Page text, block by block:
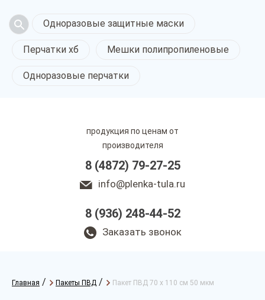
Одноразовые защитные маски
Перчатки хб Мешки полипропиленовые
Одноразовые перчатки
продукция по ценам от
производителя
8 (4872) 79-27-25
info@plenka-tula.ru
8 (936) 248-44-52
Заказать звонок
Главная / Пакеты ПВД / Пакет ПВД 70 х 110 см 50 мкм